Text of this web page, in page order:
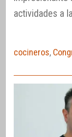
actividades a
cocineros,